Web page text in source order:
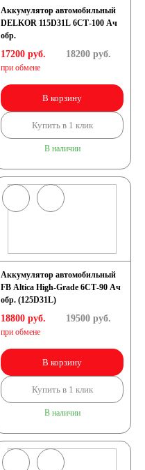
Аккумулятор автомобильный
DELKOR 115D31L 6СТ-100 Ач
обр.
17200 руб.
при обмене
18200руб.
В корзину
Купить в 1 клик
В наличии
Аккумулятор автомобильный
FB Altica High-Grade 6СТ-90 Ач
обр. (125D31L)
18800 руб.
при обмене
19500руб.
В корзину
Купить в 1 клик
В наличии